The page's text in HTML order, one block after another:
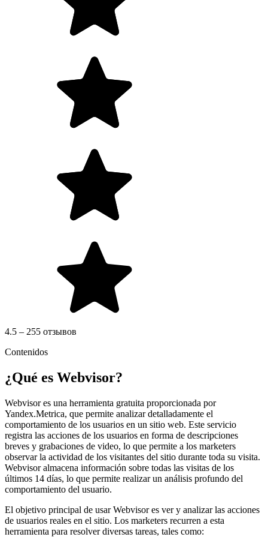
4.5 – 255 отзывов
Contenidos
¿Qué es Webvisor?
Webvisor es una herramienta gratuita proporcionada por
Yandex.Metrica, que permite analizar detalladamente el
comportamiento de los usuarios en un sitio web. Este servicio
registra las acciones de los usuarios en forma de descripciones
breves y grabaciones de video, lo que permite a los marketers
observar la actividad de los visitantes del sitio durante toda su visita.
Webvisor almacena información sobre todas las visitas de los
últimos 14 días, lo que permite realizar un análisis profundo del
comportamiento del usuario.
El objetivo principal de usar Webvisor es ver y analizar las acciones
de usuarios reales en el sitio. Los marketers recurren a esta
herramienta para resolver diversas tareas, tales como: